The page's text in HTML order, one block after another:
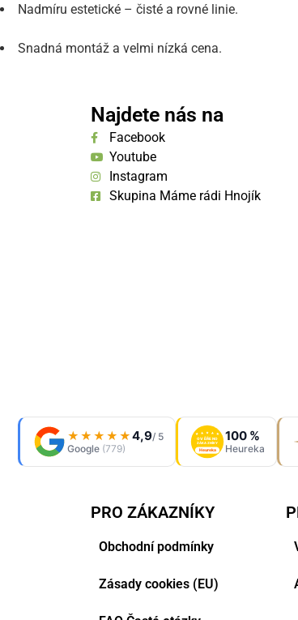
Nadmíru estetické – čisté a rovné linie.
Snadná montáž a velmi nízká cena.
Najdete nás na
Facebook
Youtube
Instagram
Skupina Máme rádi Hnojík
★★★★★4,9/ 5
Google (779)
OVĚŘENO
ZÁKAZNÍKY
Heureka
100 %
Heureka
PRO ZÁKAZNÍKY
Obchodní podmínky
Zásady cookies (EU)